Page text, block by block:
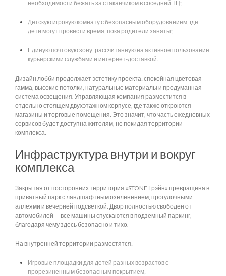
необходимости бежать за стаканчиком в соседний ТЦ;
Детскую игровую комнату с безопасным оборудованием, где
дети могут провести время, пока родители заняты;
Единую почтовую зону, рассчитанную на активное пользование
курьерскими службами и интернет-доставкой.
Дизайн лобби продолжает эстетику проекта: спокойная цветовая
гамма, высокие потолки, натуральные материалы и продуманная
система освещения. Управляющая компания разместится в
отдельно стоящем двухэтажном корпусе, где также откроются
магазины и торговые помещения. Это значит, что часть ежедневных
сервисов будет доступна жителям, не покидая территории
комплекса.
Инфраструктура внутри и вокруг
комплекса
Закрытая от посторонних территория «STONE Грэйн» превращена в
приватный парк с ландшафтным озеленением, прогулочными
аллеями и вечерней подсветкой. Двор полностью свободен от
автомобилей — все машины спускаются в подземный паркинг,
благодаря чему здесь безопасно и тихо.
На внутренней территории разместятся:
Игровые площадки для детей разных возрастов с
прорезиненным безопасным покрытием;